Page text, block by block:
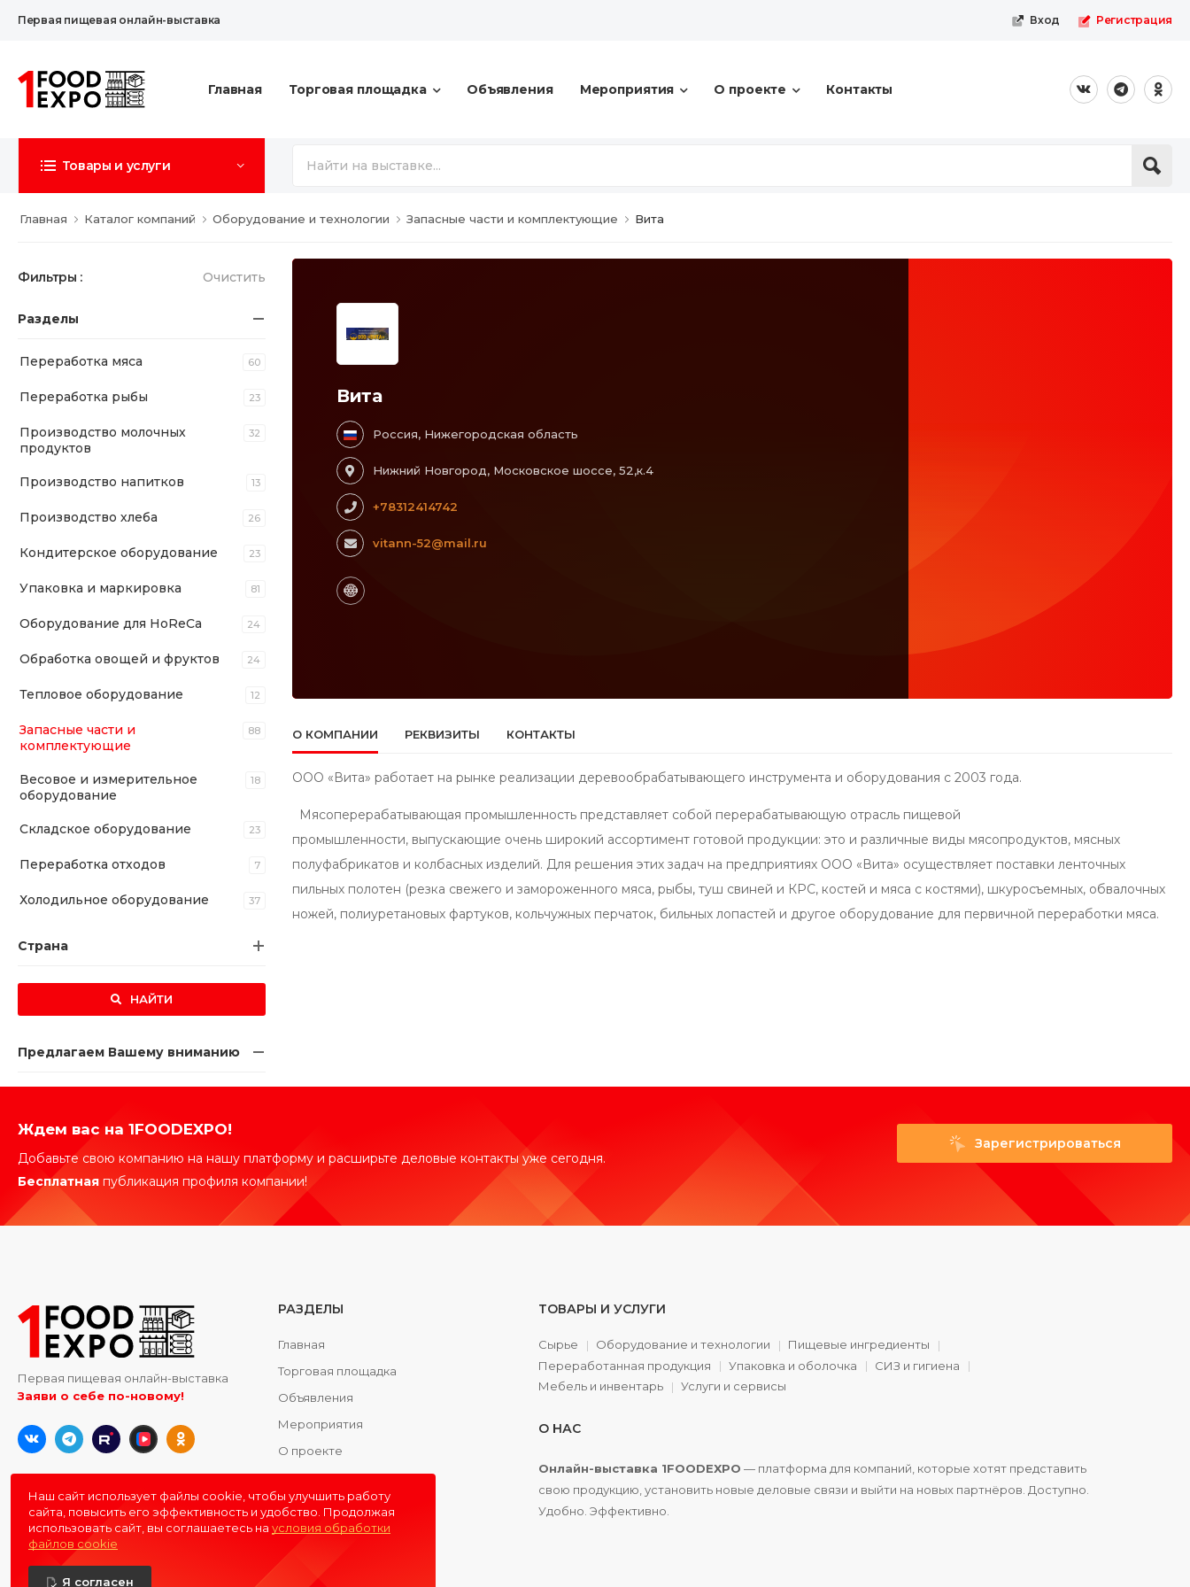
Первая пищевая онлайн-выставка Вход Регистрация
Главная Торговая площадка Объявления Мероприятия О проекте Контакты
Товары и услуги
Главная Каталог компаний Оборудование и технологии Запасные части и комплектующие Вита
Фильтры : Очистить
Разделы
Переработка мяса 60
Переработка рыбы 23
Производство молочных
продуктов
32
Производство напитков 13
Производство хлеба 26
Кондитерское оборудование 23
Упаковка и маркировка 81
Оборудование для HoReCa 24
Обработка овощей и фруктов 24
Тепловое оборудование 12
Запасные части и
комплектующие
88
Весовое и измерительное
оборудование
18
Складское оборудование 23
Переработка отходов 7
Холодильное оборудование 37
Страна
НАЙТИ
Предлагаем Вашему вниманию
Вита
Россия, Нижегородская область
Нижний Новгород, Московское шоссе, 52,к.4
+78312414742
vitann-52@mail.ru
О КОМПАНИИ РЕКВИЗИТЫ КОНТАКТЫ
ООО «Вита» работает на рынке реализации деревообрабатывающего инструмента и оборудования с 2003 года.
Мясоперерабатывающая промышленность представляет собой перерабатывающую отрасль пищевой
промышленности, выпускающие очень широкий ассортимент готовой продукции: это и различные виды мясопродуктов, мясных
полуфабрикатов и колбасных изделий. Для решения этих задач на предприятиях ООО «Вита» осуществляет поставки ленточных
пильных полотен (резка свежего и замороженного мяса, рыбы, туш свиней и КРС, костей и мяса с костями), шкуросъемных, обвалочных
ножей, полиуретановых фартуков, кольчужных перчаток, бильных лопастей и другое оборудование для первичной переработки мяса.
Ждем вас на 1FOODEXPO!
Добавьте свою компанию на нашу платформу и расширьте деловые контакты уже сегодня.
Бесплатная публикация профиля компании!
Зарегистрироваться
Первая пищевая онлайн-выставка
Заяви о себе по-новому!
РАЗДЕЛЫ
Главная
Торговая площадка
Объявления
Мероприятия
О проекте
Контакты
ТОВАРЫ И УСЛУГИ
Сырье Оборудование и технологии
Пищевые ингредиенты
Переработанная продукция
Упаковка и оболочка
СИЗ и гигиена
Мебель и инвентарь
Услуги и сервисы
О НАС
Онлайн-выставка 1FOODEXPO — платформа для компаний, которые хотят представить
свою продукцию, установить новые деловые связи и выйти на новых партнёров. Доступно.
Удобно. Эффективно.
Наш сайт использует файлы cookie, чтобы улучшить работу
сайта, повысить его эффективность и удобство. Продолжая
использовать сайт, вы соглашаетесь на условия обработки
файлов cookie
Я согласен